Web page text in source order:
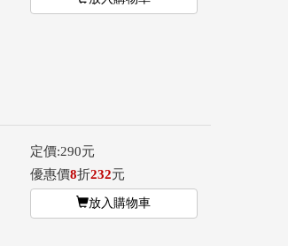
定價:290元
優惠價8折232元
放入購物車